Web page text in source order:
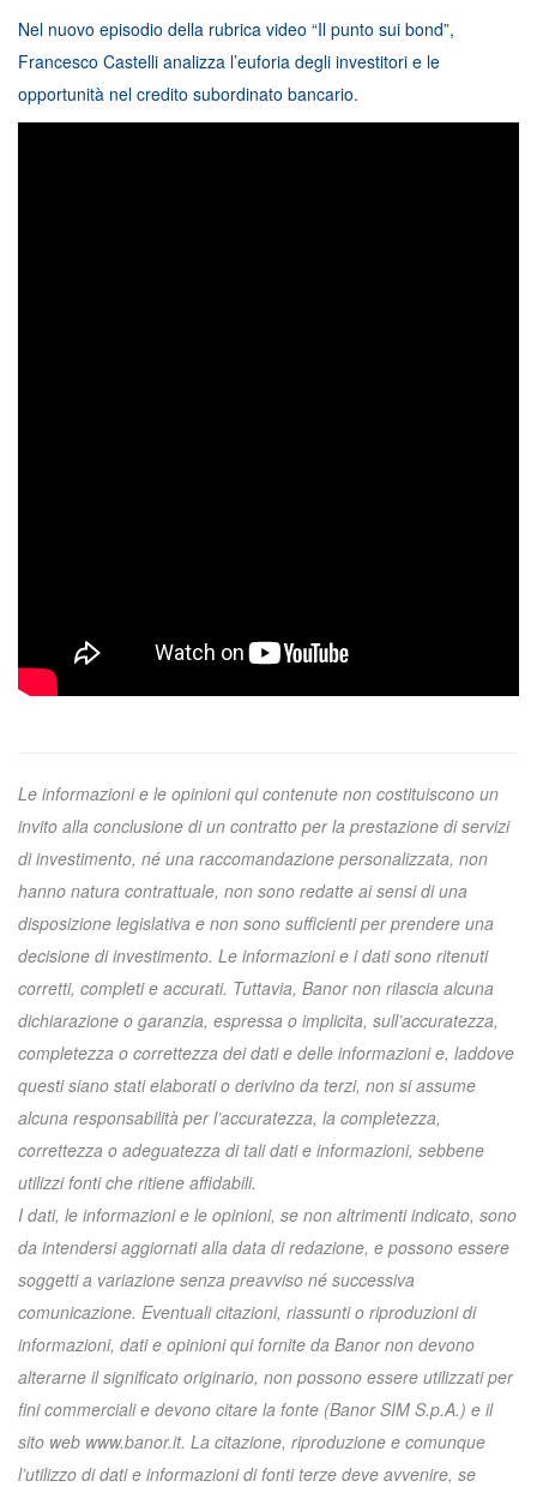
Nel nuovo episodio della rubrica video “Il punto sui bond”,
Francesco Castelli analizza l’euforia degli investitori e le
opportunità nel credito subordinato bancario.
Le informazioni e le opinioni qui contenute non costituiscono un
invito alla conclusione di un contratto per la prestazione di servizi
di investimento, né una raccomandazione personalizzata, non
hanno natura contrattuale, non sono redatte ai sensi di una
disposizione legislativa e non sono sufficienti per prendere una
decisione di investimento. Le informazioni e i dati sono ritenuti
corretti, completi e accurati. Tuttavia, Banor non rilascia alcuna
dichiarazione o garanzia, espressa o implicita, sull’accuratezza,
completezza o correttezza dei dati e delle informazioni e, laddove
questi siano stati elaborati o derivino da terzi, non si assume
alcuna responsabilità per l’accuratezza, la completezza,
correttezza o adeguatezza di tali dati e informazioni, sebbene
utilizzi fonti che ritiene affidabili.
I dati, le informazioni e le opinioni, se non altrimenti indicato, sono
da intendersi aggiornati alla data di redazione, e possono essere
soggetti a variazione senza preavviso né successiva
comunicazione. Eventuali citazioni, riassunti o riproduzioni di
informazioni, dati e opinioni qui fornite da Banor non devono
alterarne il significato originario, non possono essere utilizzati per
fini commerciali e devono citare la fonte (Banor SIM S.p.A.) e il
sito web www.banor.it. La citazione, riproduzione e comunque
l’utilizzo di dati e informazioni di fonti terze deve avvenire, se